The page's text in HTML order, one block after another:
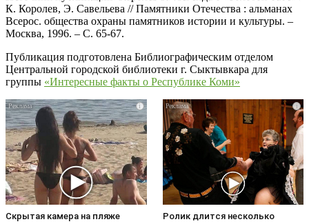
К. Королев, Э. Савельева // Памятники Отечества : альманах
Всерос. общества охраны памятников истории и культуры. –
Москва, 1996. – С. 65-67.
Публикация подготовлена Библиографическим отделом
Центральной городской библиотеки г. Сыктывкара для
группы «Интересные факты о Республике Коми»
i
Скрытая камера на пляже
i
Ролик длится несколько